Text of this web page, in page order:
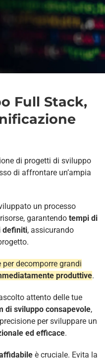
Full Stack,
di progetti di sviluppo
di affrontare un’ampia
un processo
garantendo tempi di
definiti, assicurando
decomporre grandi
produttive.
attento delle tue
di sviluppo consapevole,
per sviluppare un
ed efficace.
è cruciale. Evita la